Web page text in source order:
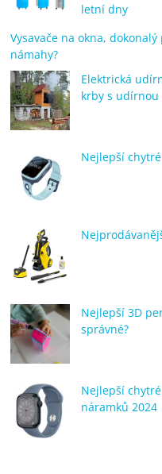
letní dny
Vysavače na okna,
námahy?
Elektrická
krby s udírnou
Nejlepší
Nejlepší 3D
správné?
Nejlepší
náramků 2024